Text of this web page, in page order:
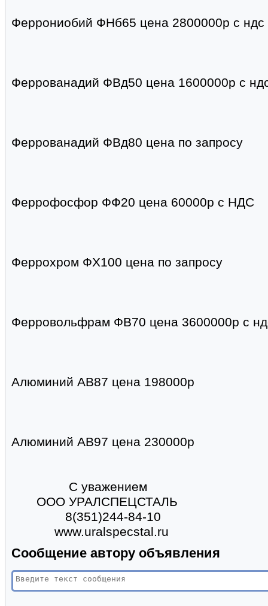
Феррониобий ФНб65 цена 2800000р с ндс
Феррованадий ФВд50 цена 1600000р с
Феррованадий ФВд80 цена по запросу
Феррофосфор ФФ20 цена 60000р с НДС
Феррохром ФХ100 цена по запросу
Ферровольфрам ФВ70 цена 3600000р с
Алюминий АВ87 цена 198000р
Алюминий АВ97 цена 230000р
С уважением
ООО УРАЛСПЕЦСТАЛЬ
8(351)244-84-10
www.uralspecstal.ru
Сообщение автору объявления